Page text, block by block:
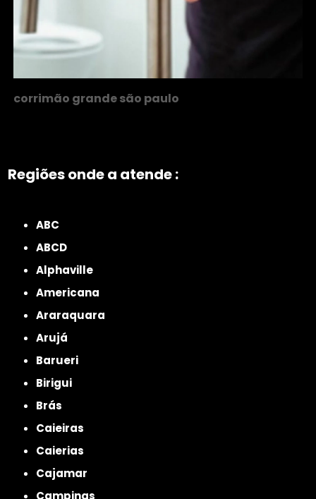
corrimão grande são paulo
Regiões onde a atende :
ABC
ABCD
Alphaville
Americana
Araraquara
Arujá
Barueri
Birigui
Brás
Caieiras
Caierias
Cajamar
Campinas